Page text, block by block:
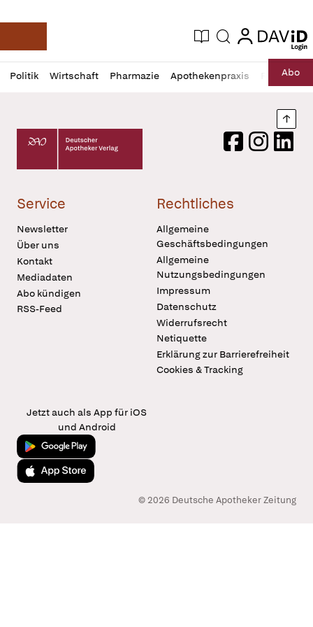
Deutsche Apotheker Zeitung
Aktuelle Ausgabe
Suche login
login
Politik Wirtschaft Pharmazie Apothekenpraxis RechtAbo
Profil
öffnen
Daz
Pur
Deutscher Apotheker Verlag Logo
FacebookInstagram
Service
Newsletter
Über uns
Kontakt
Mediadaten
Abo kündigen
RSS-Feed
Rechtliches
Allgemeine
Geschäftsbedingungen
Allgemeine
Nutzungsbedingungen
Impressum
Datenschutz
Widerrufsrecht
Netiquette
Erklärung zur Barrierefreiheit
Cookies & Tracking
Jetzt auch als App für iOS
und Android
Jetzt bei Google Play
Laden im App Store
© 2026 Deutsche Apotheker Zeitung